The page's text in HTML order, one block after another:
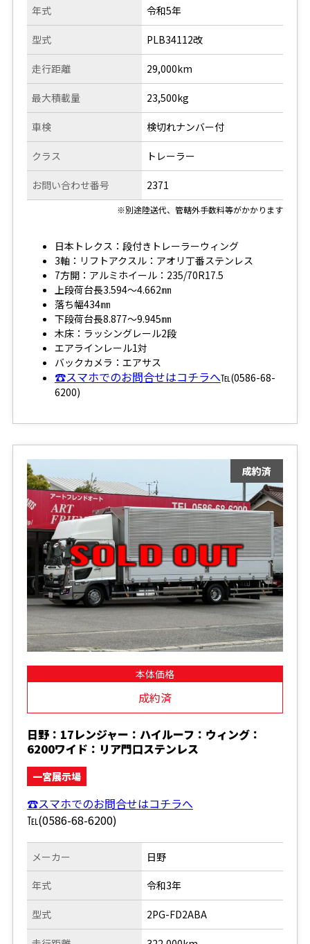
年式
型式
走行距離
令和5年
PLB34112改
29,000km
最大積載量
車検
クラス
お問い合わせ番号
23,500kg
検切れナンバー付
トレーラー
2371
※別途陸送代、管轄外手数料等がかかります
日本トレクス：段付きトレーラーウィング
3軸：リフトアクスル：アオリ丁番ステンレス
7方開：アルミホイール：235/70R17.5
上段荷台長3.594～4.662㎜
落ち幅434㎜
下段荷台長8.877～9.945㎜
木床：ラッシングレール2段
エアラインレール1対
バックカメラ：エアサス
☎スマホでのお問合せはコチラへ℡(0586-68-
6200)
本体価格
成約済
日野：17レンジャー：ハイルーフ：ウィング：
6200ワイド：リア門口ステンレス
一宮展示場
☎スマホでのお問合せはコチラへ
℡(0586-68-6200)
メーカー
年式
型式
日野
令和3年
2PG-FD2ABA